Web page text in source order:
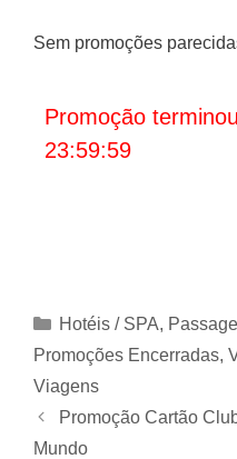
Sem promoções
Promoção
23:59:59
Categorias
Hotéis / SPA,
Promoções Encerradas,
Viagens
Promoção Cartão
Mundo